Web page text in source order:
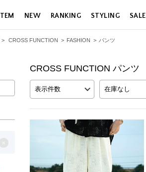
ITEM NEW RANKING STYLING SALE
> CROSS FUNCTION > FASHION > パンツ
CROSS FUNCTION パンツ
表示件数 在庫なし